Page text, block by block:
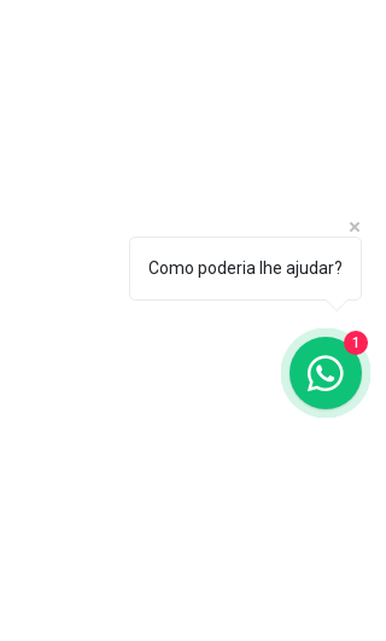
Como poderia lhe ajudar?
1